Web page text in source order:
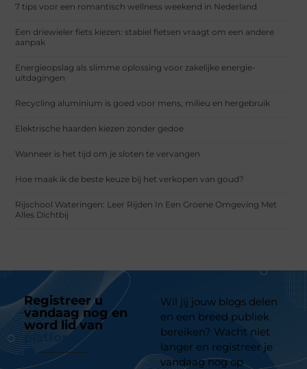
7 tips voor een romantisch wellness weekend in Nederland
Een driewieler fiets kiezen: stabiel fietsen vraagt om een andere
aanpak
Energieopslag als slimme oplossing voor zakelijke energie-
uitdagingen
Recycling aluminium is goed voor mens, milieu en hergebruik
Elektrische haarden kiezen zonder gedoe
Wanneer is het tijd om je sloten te vervangen
Hoe maak ik de beste keuze bij het verkopen van goud?
Rijschool Wateringen: Leer Rijden In Een Groene Omgeving Met
Alles Dichtbij
Registreer u
vandaag nog en
word lid van
platform
Wil jij jouw blogs delen
en een breed publiek
bereiken? Wacht niet
langer en registreer je
vandaag nog op